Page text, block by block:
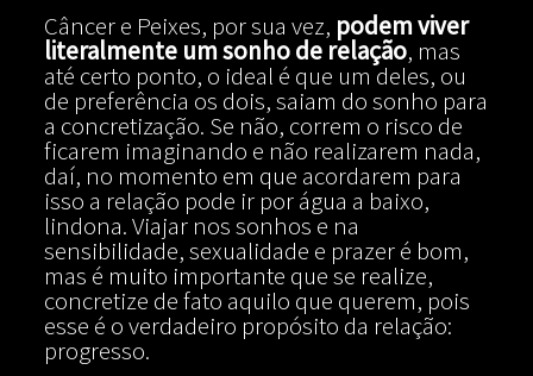
Câncer e Peixes, por sua vez, podem viver
literalmente um sonho de relação, mas
até certo ponto, o ideal é que um deles, ou
de preferência os dois, saiam do sonho para
a concretização. Se não, correm o risco de
ficarem imaginando e não realizarem nada,
daí, no momento em que acordarem para
isso a relação pode ir por água a baixo,
lindona. Viajar nos sonhos e na
sensibilidade, sexualidade e prazer é bom,
mas é muito importante que se realize,
concretize de fato aquilo que querem, pois
esse é o verdadeiro propósito da relação:
progresso.